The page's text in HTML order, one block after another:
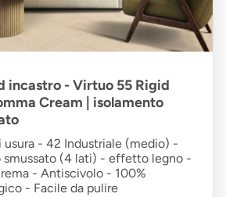
incastro - Virtuo 55 Rigid
Cream | isolamento
- 42 Industriale (medio) -
smussato (4 lati) - effetto legno -
- Antiscivolo - 100%
- Facile da pulire